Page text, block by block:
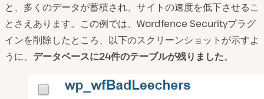
と、多くのデータが蓄積され、サイトの速度を低下させるこ
とさえあります。この例では、Wordfence Securityプラグ
インを削除したところ、以下のスクリーンショットが示すよ
うに、 データベースに24件のテーブルが残りました。